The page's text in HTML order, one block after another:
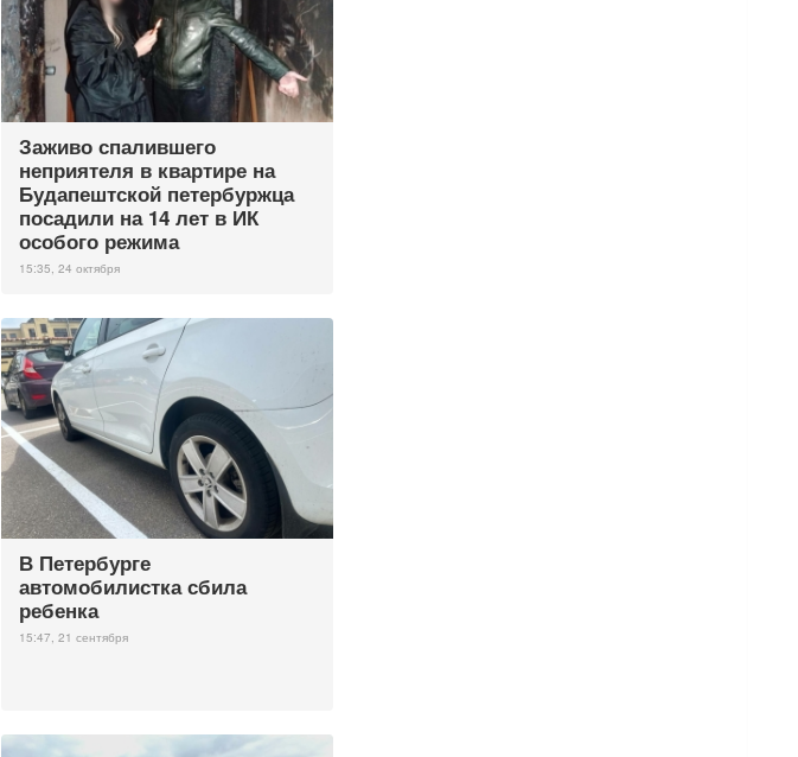
Заживо спалившего
неприятеля в квартире на
Будапештской петербуржца
посадили на 14 лет в ИК
особого режима
15:35, 24 октября
В Петербурге
автомобилистка сбила
ребенка
15:47, 21 сентября